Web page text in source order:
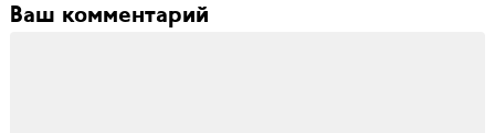
Ваш комментарий